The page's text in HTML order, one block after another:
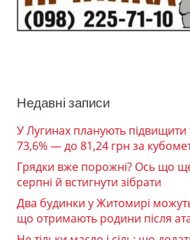
Недавні записи
У Лугинах планують
73,6% — до 81,24 грн за
Грядки вже порожні? Ось що
серпні й встигнути зібрати
Два будинки у Житомирі
що отримають родини після